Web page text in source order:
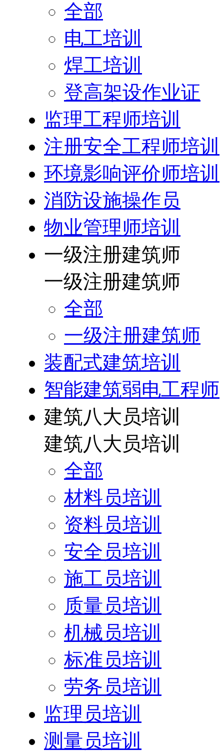
全部
电工培训
焊工培训
登高架设作业证
监理工程师培训
注册安全工程师培训
环境影响评价师培训
消防设施操作员
物业管理师培训
一级注册建筑师
一级注册建筑师
全部
一级注册建筑师
装配式建筑培训
智能建筑弱电工程师
建筑八大员培训
建筑八大员培训
全部
材料员培训
资料员培训
安全员培训
施工员培训
质量员培训
机械员培训
标准员培训
劳务员培训
监理员培训
测量员培训